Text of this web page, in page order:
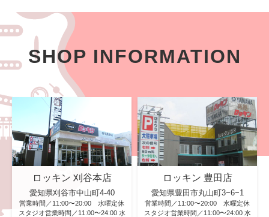
SHOP INFORMATION
ロッキン 刈谷本店
愛知県刈谷市中山町4-40
営業時間／11:00〜20:00 水曜定休
スタジオ営業時間／11:00〜24:00 水
ロッキン 豊田店
愛知県豊田市丸山町3−6−1
営業時間／11:00〜20:00 水曜定休
スタジオ営業時間／11:00〜24:00 水